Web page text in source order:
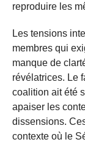
reproduire les
Les tensions
membres qui
manque de
révélatrices. Le
coalition ait été
apaiser les
dissensions.
contexte où le